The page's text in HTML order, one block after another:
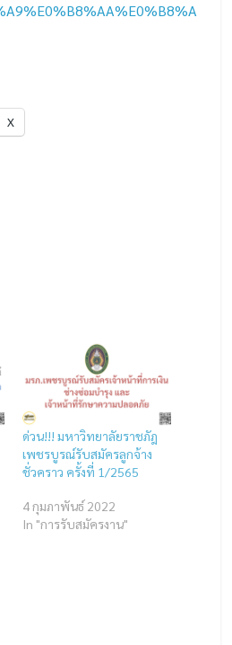
X
ด่วน!!! มหาวิทยาลัยราชภัฎ
เพชรบูรณ์รับสมัครลูกจ้าง
ชั่วคราว ครั้งที่ 1/2565
4 กุมภาพันธ์ 2022
In "การรับสมัครงาน"